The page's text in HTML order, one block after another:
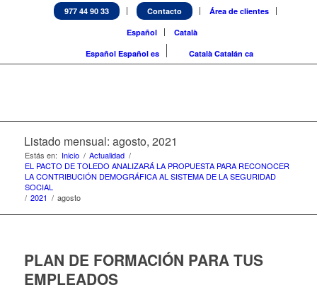
977 44 90 33 Contacto
Área de clientes
Español
Català
Español Español es Català Catalán ca
Listado mensual: agosto, 2021
Estás en: Inicio / Actualidad /
EL PACTO DE TOLEDO ANALIZARÁ LA PROPUESTA PARA RECONOCER
LA CONTRIBUCIÓN DEMOGRÁFICA AL SISTEMA DE LA SEGURIDAD
SOCIAL
/ 2021 / agosto
PLAN DE FORMACIÓN PARA TUS
EMPLEADOS